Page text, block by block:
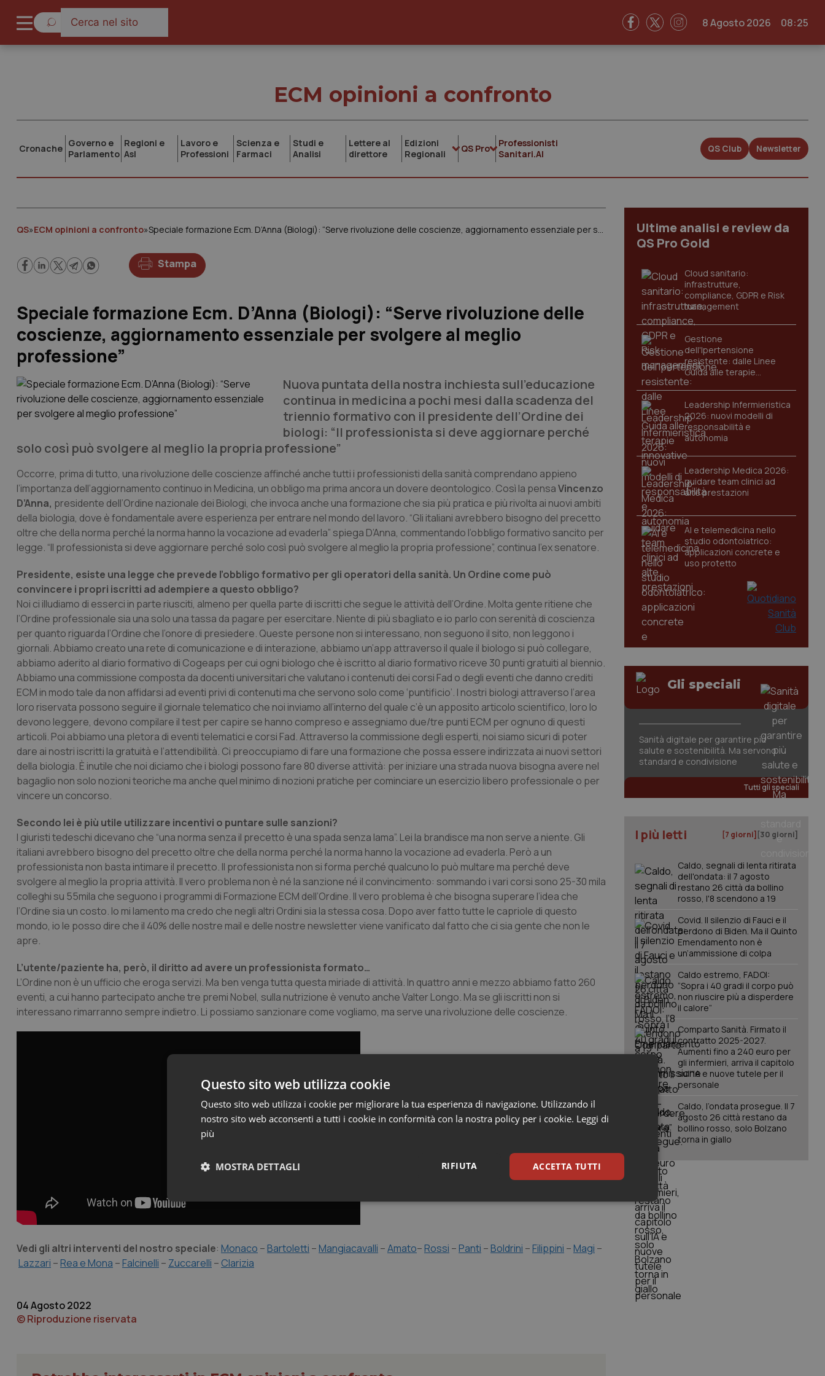
8 Agosto 2026 08:25
ECM opinioni a confronto
Cronache Governo e
Parlamento
Regioni e
Asl
Lavoro e
Professioni
Scienza e
Farmaci
Studi e
Analisi
Lettere al
direttore
Edizioni
Regionali
QS Pro
Professionisti
Sanitari.AI
QS Club Newsletter
QS»ECM opinioni a confronto» Speciale formazione Ecm. D’Anna (Biologi): “Serve rivoluzione delle coscienze, aggiornamento essenziale per svolgere al meglio professione”
Stampa
Speciale formazione Ecm. D’Anna (Biologi): “Serve rivoluzione delle
coscienze, aggiornamento essenziale per svolgere al meglio
professione”
Nuova puntata della nostra inchiesta sull’educazione
continua in medicina a pochi mesi dalla scadenza del
triennio formativo con il presidente dell’Ordine dei
biologi: “Il professionista si deve aggiornare perché
solo così può svolgere al meglio la propria professione”
Occorre, prima di tutto, una rivoluzione delle coscienze affinché anche tutti i professionisti della sanità comprendano appieno
l’importanza dell’aggiornamento continuo in Medicina, un obbligo ma prima ancora un dovere deontologico. Così la pensaVincenzo
D’Anna, presidente dell’Ordine nazionale dei Biologi, che invoca anche una formazione che sia più pratica e più rivolta ai nuovi ambiti
della biologia, dove è fondamentale avere esperienza per entrare nel mondo del lavoro. “Gli italiani avrebbero bisogno del precetto
oltre che della norma perché la norma hanno la vocazione ad evaderla” spiega D’Anna, commentando l’obbligo formativo sancito per
legge. “Il professionista si deve aggiornare perché solo così può svolgere al meglio la propria professione”, continua l’ex senatore.
Presidente, esiste una legge che prevede l’obbligo formativo per gli operatori della sanità. Un Ordine come può
convincere i propri iscritti ad adempiere a questo obbligo?
Noi ci illudiamo di esserci in parte riusciti, almeno per quella parte di iscritti che segue le attività dell’Ordine. Molta gente ritiene che
l’Ordine professionale sia una solo una tassa da pagare per esercitare. Niente di più sbagliato e io parlo con serenità di coscienza
per quanto riguarda l’Ordine che l’onore di presiedere. Queste persone non si interessano, non seguono il sito, non leggono i
giornali. Abbiamo creato una rete di comunicazione e di interazione, abbiamo un’app attraverso il quale il biologo si può collegare,
abbiamo aderito al diario formativo di Cogeaps per cui ogni biologo che è iscritto al diario formativo riceve 30 punti gratuiti al biennio.
Abbiamo una commissione composta da docenti universitari che valutano i contenuti dei corsi Fad o degli eventi che danno crediti
ECM in modo tale da non affidarsi ad eventi privi di contenuti ma che servono solo come ‘puntificio’. I nostri biologi attraverso l’area
loro riservata possono seguire il giornale telematico che noi inviamo all’interno del quale c’è un apposito articolo scientifico, loro lo
devono leggere, devono compilare il test per capire se hanno compreso e assegniamo due/tre punti ECM per ognuno di questi
articoli. Poi abbiamo una pletora di eventi telematici e corsi Fad. Attraverso la commissione degli esperti, noi siamo sicuri di poter
dare ai nostri iscritti la gratuità e l’attendibilità. Ci preoccupiamo di fare una formazione che possa essere indirizzata ai nuovi settori
della biologia. È inutile che noi diciamo che i biologi possono fare 80 diverse attività: per iniziare una strada nuova bisogna avere nel
bagaglio non solo nozioni teoriche ma anche quel minimo di nozioni pratiche per cominciare un esercizio libero professionale o per
vincere un concorso.
Secondo lei è più utile utilizzare incentivi o puntare sulle sanzioni?
I giuristi tedeschi dicevano che “una norma senza il precetto è una spada senza lama”. Lei la brandisce ma non serve a niente. Gli
italiani avrebbero bisogno del precetto oltre che della norma perché la norma hanno la vocazione ad evaderla. Però a un
professionista non basta intimare il precetto. Il professionista non si forma perché qualcuno lo può multare ma perché deve
svolgere al meglio la propria attività. Il vero problema non è né la sanzione né il convincimento: sommando i vari corsi sono 25-30 mila
colleghi su 55mila che seguono i programmi di Formazione ECM dell’Ordine. Il vero problema è che bisogna superare l’idea che
l’Ordine sia un costo. Io mi lamento ma credo che negli altri Ordini sia la stessa cosa. Dopo aver fatto tutte le capriole di questo
mondo, io le posso dire che il 40% delle nostre mail e delle nostre newsletter viene vanificato dal fatto che ci sia gente che non le
apre.
L’utente/paziente ha, però, il diritto ad avere un professionista formato…
L’Ordine non è un ufficio che eroga servizi. Ma ben venga tutta questa miriade di attività. In quattro anni e mezzo abbiamo fatto 260
eventi, a cui hanno partecipato anche tre premi Nobel, sulla nutrizione è venuto anche Valter Longo. Ma se gli iscritti non si
interessano rimarranno sempre indietro. Li possiamo sanzionare come vogliamo, ma serve una rivoluzione delle coscienze.
Vedi gli altri interventi del nostro speciale: Monaco –Bartoletti –Mangiacavalli –Amato–Rossi –Panti –Boldrini –Filippini –Magi –
Lazzari –Rea e Mona –Falcinelli – Zuccarelli – Clarizia
04 Agosto 2022
© Riproduzione riservata
Ultime analisi e review da
QS Pro Gold
Cloud sanitario:
infrastrutture,
compliance, GDPR e Risk
management
Gestione
dell'Ipertensione
resistente: dalle Linee
Guida alle terapie
innovative
Leadership Infermieristica
2026: nuovi modelli di
responsabilità e
autonomia
Leadership Medica 2026:
guidare team clinici ad
alte prestazioni
AI e telemedicina nello
studio odontoiatrico:
applicazioni concrete e
uso protetto
Gli speciali
Sanità digitale per garantire più
salute e sostenibilità. Ma servono
standard e condivisione
Tutti gli speciali
I più letti [7 giorni] [30 giorni]
Caldo, segnali di lenta ritirata
dell'ondata: il 7 agosto
restano 26 città da bollino
rosso, l'8 scendono a 19
Covid. Il silenzio di Fauci e il
perdono di Biden. Ma il Quinto
Emendamento non è
un’ammissione di colpa
Caldo estremo, FADOI:
“Sopra i 40 gradi il corpo può
non riuscire più a disperdere
il calore”
Comparto Sanità. Firmato il
contratto 2025-2027.
Aumenti fino a 240 euro per
gli infermieri, arriva il capitolo
sull'IA e nuove tutele per il
personale
Caldo, l’ondata prosegue. Il 7
agosto 26 città restano da
bollino rosso, solo Bolzano
torna in giallo
Questo sito web utilizza cookie
Questo sito web utilizza i cookie per migliorare la tua esperienza di navigazione. Utilizzando il
nostro sito web acconsenti a tutti i cookie in conformità con la nostra policy per i cookie. Leggi di
più
ACCETTA TUTTI
RIFIUTA
MOSTRA DETTAGLI
Necessari Statistici Marketing